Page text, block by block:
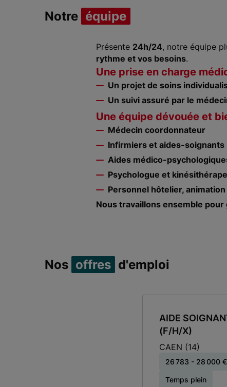
Notre équipe
Présente 24h/24, notre équipe
rythme et vos besoins.
Une prise en charge
Un projet de soins
Un suivi assuré par le
Une équipe dévouée et
Médecin coordonnateur
Infirmiers et aides-soignants
Aides médico-
Psychologue et
Personnel hôtelier,
Nous travaillons ensemble
Nos offres d'emploi
AIDE
(F/H/X)
CAEN (14)
26 783 - 28 000
Temps plein